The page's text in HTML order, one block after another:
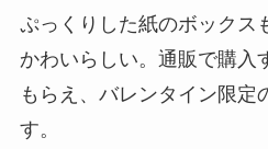
ぷっくりした紙のボックス
かわいらしい。通販で購入
もらえ、バレンタイン限定
す。